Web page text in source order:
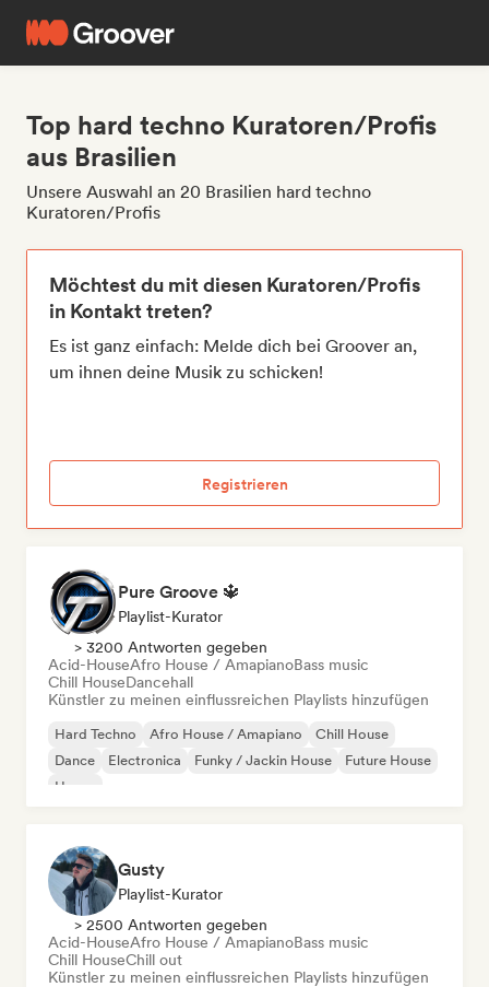
Top hard techno Kuratoren/Profis
aus Brasilien
Unsere Auswahl an 20 Brasilien hard techno
Kuratoren/Profis
Möchtest du mit diesen Kuratoren/Profis
in Kontakt treten?
Es ist ganz einfach: Melde dich bei Groover an,
um ihnen deine Musik zu schicken!
Registrieren
Pure Groove 🔱
Playlist-Kurator
> 3200 Antworten gegeben
Acid-HouseAfro House / AmapianoBass music
Chill HouseDancehall
Künstler zu meinen einflussreichen Playlists hinzufügen
Hard Techno Afro House / Amapiano
Chill House
Dance
Electronica Funky / Jackin House
Future House
House
Gusty
Playlist-Kurator
> 2500 Antworten gegeben
Acid-HouseAfro House / AmapianoBass music
Chill HouseChill out
Künstler zu meinen einflussreichen Playlists hinzufügen